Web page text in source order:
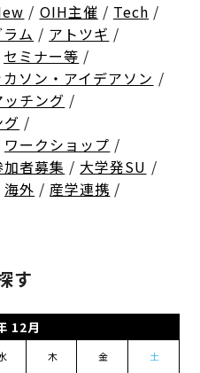
/ OIH主催 / Tech /
ム / アトツギ /
セミナー等 /
ソン・アイデアソン /
ッチング /
/
ワークショップ /
加者募集 / 大学発SU /
海外 / 産学連携 /
す
12月
木 金 土